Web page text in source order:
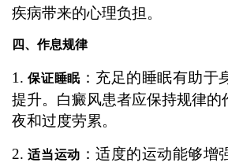
疾病带来的心理负担。
四、作息规律
1.保证睡眠：充足的睡眠有助于
提升。白癜风患者应保持规律的
夜和过度劳累。
2.适当运动 ：适度的运动能够增